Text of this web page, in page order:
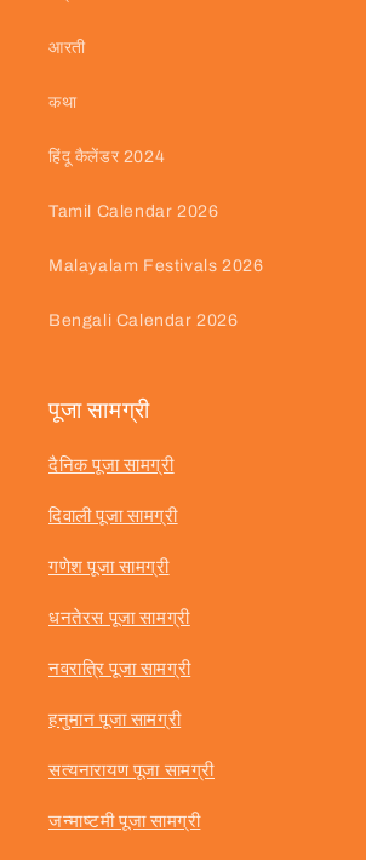
आरती
कथा
हिंदू कैलेंडर 2024
Tamil Calendar 2026
Malayalam Festivals 2026
Bengali Calendar 2026
पूजा सामग्री
दैनिक पूजा सामग्री
दिवाली पूजा सामग्री
गणेश पूजा सामग्री
धनतेरस पूजा सामग्री
नवरात्रि पूजा सामग्री
हनुमान पूजा सामग्री
सत्यनारायण पूजा सामग्री
जन्माष्टमी पूजा सामग्री